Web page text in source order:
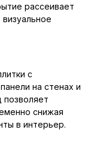
рассеивает
с
на стенах и
позволяет
снижая
в интерьер.